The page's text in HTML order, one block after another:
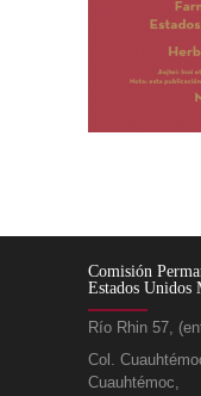
Comisión
Estados Unidos
Río Rhin 57,
Col.
Cuauhtémoc,